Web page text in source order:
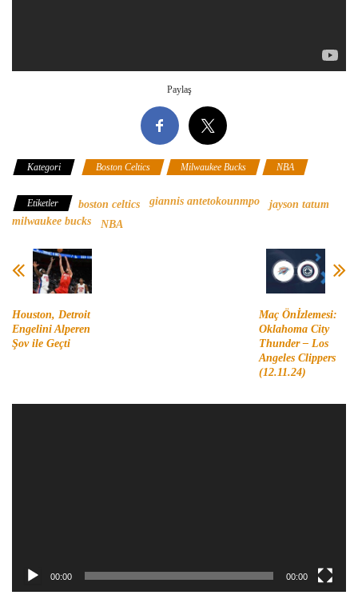
Paylaş
Kategori Boston Celtics Milwaukee Bucks NBA
Etiketler boston celtics giannis antetokounmpo
jayson tatum
milwaukee bucks
NBA
Houston, Detroit
Engelini Alperen
Şov ile Geçti
Maç Önİzlemesi:
Oklahoma City
Thunder – Los
Angeles Clippers
(12.11.24)
00:00 00:00